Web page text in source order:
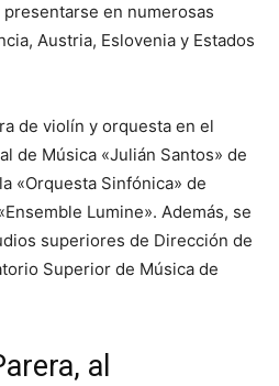
en numerosas
Austria, Eslovenia y Estados
de violín y orquesta en el
de Música «Julián Santos» de
«Orquesta Sinfónica» de
Lumine». Además, se
superiores de Dirección de
Superior de Música de
al